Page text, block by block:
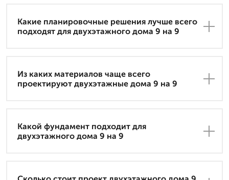
Какие планировочные решения лучше всего
подходят для двухэтажного дома 9 на 9
Из каких материалов чаще всего
проектируют двухэтажные дома 9 на 9
Какой фундамент подходит для
двухэтажного дома 9 на 9